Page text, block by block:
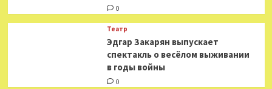
0
Театр
Эдгар Закарян выпускает
спектакль о весёлом выживании
в годы войны
0